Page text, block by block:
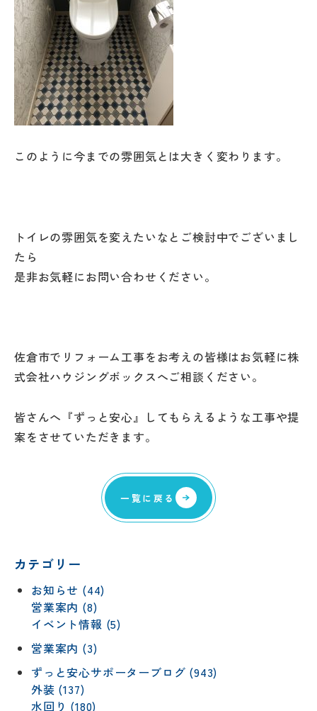
このように今までの雰囲気とは大きく変わります。
トイレの雰囲気を変えたいなとご検討中でございまし
たら
是非お気軽にお問い合わせください。
佐倉市でリフォーム工事をお考えの皆様はお気軽に株
式会社ハウジングボックスへご相談ください。
皆さんへ『ずっと安心』してもらえるような工事や提
案をさせていただきます。
一覧に戻る
カテゴリー
お知らせ (44)
営業案内 (8)
イベント情報 (5)
営業案内 (3)
ずっと安心サポーターブログ (943)
外装 (137)
水回り (180)